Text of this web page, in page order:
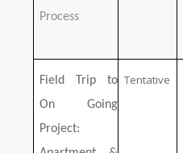
Process
Field Trip to
On Going
Project:
Tentative